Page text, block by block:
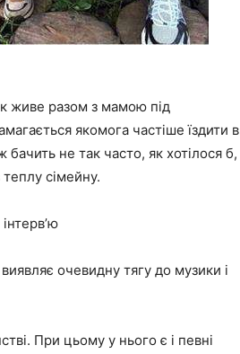
живе разом з мамою під
якомога частіше їздити в
не так часто, як хотілося б,
сімейну.
очевидну тягу до музики і
При цьому у нього є і певні